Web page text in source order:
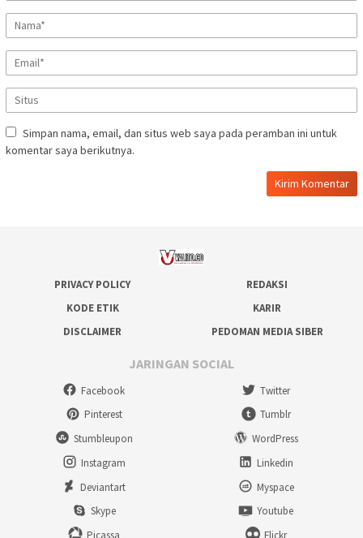
Simpan nama, email, dan situs web saya pada peramban ini untuk
komentar saya berikutnya.
PRIVACY POLICY
REDAKSI
KODE ETIK
KARIR
DISCLAIMER
PEDOMAN MEDIA SIBER
JARINGAN SOCIAL
Facebook
Twitter
Pinterest
Tumblr
Stumbleupon
WordPress
Instagram
Linkedin
Deviantart
Myspace
Skype
Youtube